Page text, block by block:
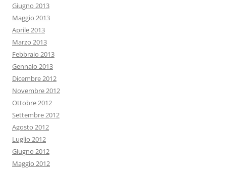
Giugno 2013
Maggio 2013
Aprile 2013
Marzo 2013
Febbraio 2013
Gennaio 2013
Dicembre 2012
Novembre 2012
Ottobre 2012
Settembre 2012
Agosto 2012
Luglio 2012
Giugno 2012
Maggio 2012